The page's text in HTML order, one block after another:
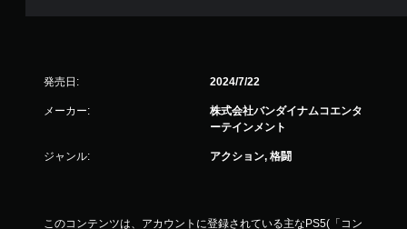
発売日: 2024/7/22
メーカー:
株式会社バンダイナムコエンタ
ーテインメント
ジャンル: アクション, 格闘
このコンテンツは、アカウントに登録されている主なPS5(「コン